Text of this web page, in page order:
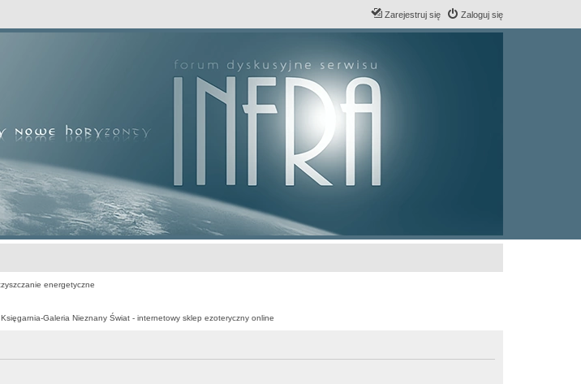
Zaloguj się
Zarejestruj się
Księgarnia-Galeria Nieznany Świat - internetowy sklep ezoteryczny online